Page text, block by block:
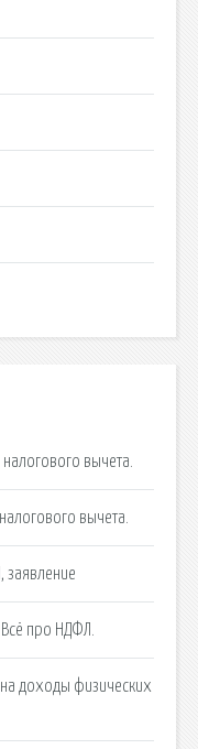
вычета.
вычета.
заявление
про НДФЛ.
доходы физических